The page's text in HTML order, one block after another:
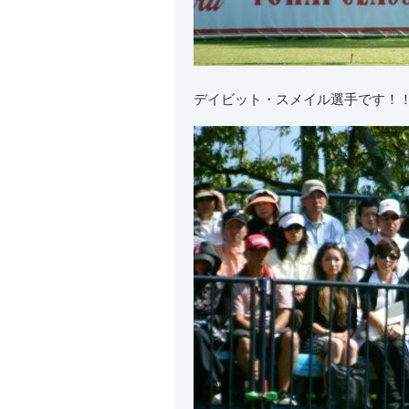
デイビット・スメイル選手です！